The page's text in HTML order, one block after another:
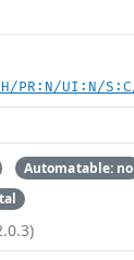
PR:N/UI:N/
Automatable: no